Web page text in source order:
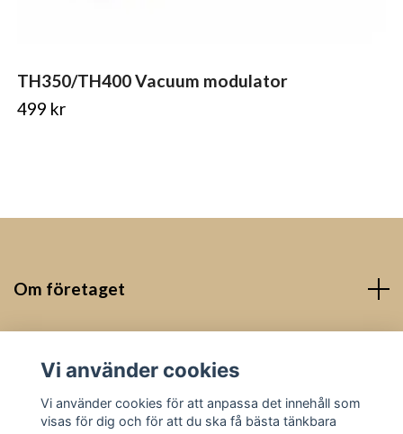
TH350/TH400 Vacuum modulator
499 kr
Om företaget
Sociala medier
Vi använder cookies
Vi använder cookies för att anpassa det innehåll som
visas för dig och för att du ska få bästa tänkbara